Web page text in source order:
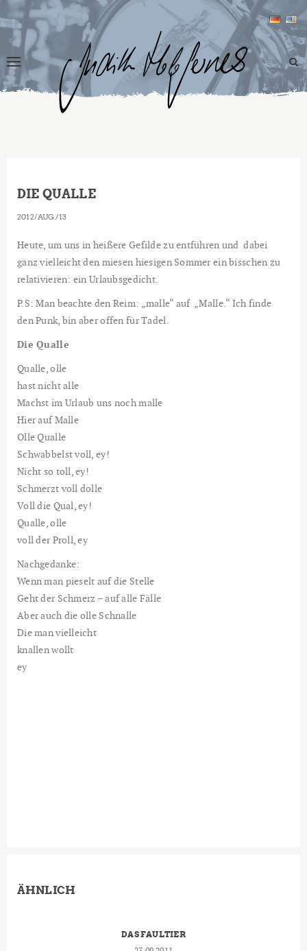
DIE QUALLE
2012 AUG. 13
Heute, um uns in heißere Gefilde zu entführen und dabei
ganz vielleicht den miesen hiesigen Sommer ein bisschen zu
relativieren: ein Urlaubsgedicht.
P.S: Man beachte den Reim: „malle“ auf „Malle.“ Ich finde
den Punk, bin aber offen für Tadel.
Die Qualle
Qualle, olle
hast nicht alle
Machst im Urlaub uns noch malle
Hier auf Malle
Olle Qualle
Schwabbelst voll, ey!
Nicht so toll, ey!
Schmerzt voll dolle
Voll die Qual, ey!
Qualle, olle
voll der Proll, ey
Nachgedanke:
Wenn man pieselt auf die Stelle
Geht der Schmerz – auf alle Fälle
Aber auch die olle Schnalle
Die man vielleicht
knallen wollt
ey
ÄHNLICH
DAS FAULTIER